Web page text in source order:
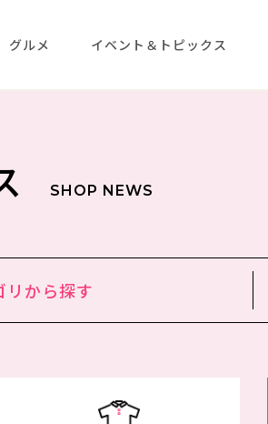
グルメ イベント＆トピックス
SHOP NEWS
リから探す